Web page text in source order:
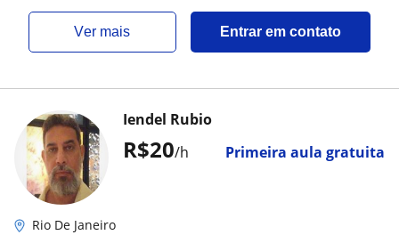
ver mais Entrar em contato
R$20/h Primeira aula gratuita
Iendel Rubio
Rio De Janeiro